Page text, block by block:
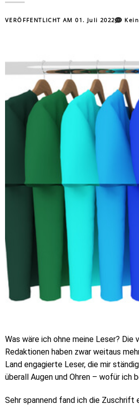
VERÖFFENTLICHT AM01. Juli 2022
Was wäre ich ohne meine Leser?
Redaktionen haben zwar weitaus
Land engagierte Leser, die mir
überall Augen und Ohren – wofür ich
Sehr spannend fand ich die